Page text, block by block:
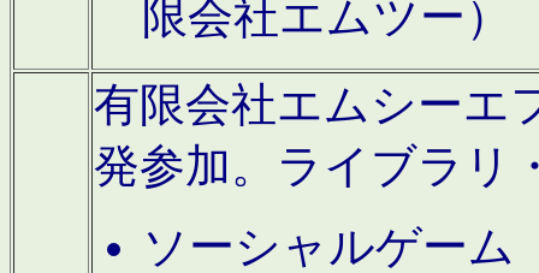
限会社エムツー）
有限会社エムシーエ
発参加。ライブラリ
ソーシャルゲーム